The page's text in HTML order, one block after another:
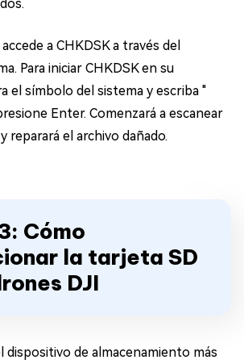
a CHKDSK a través del
Para iniciar CHKDSK en su
el símbolo del sistema y escriba "
Enter. Comenzará a escanear
reparará el archivo dañado.
Cómo
la tarjeta SD
DJI
dispositivo de almacenamiento más